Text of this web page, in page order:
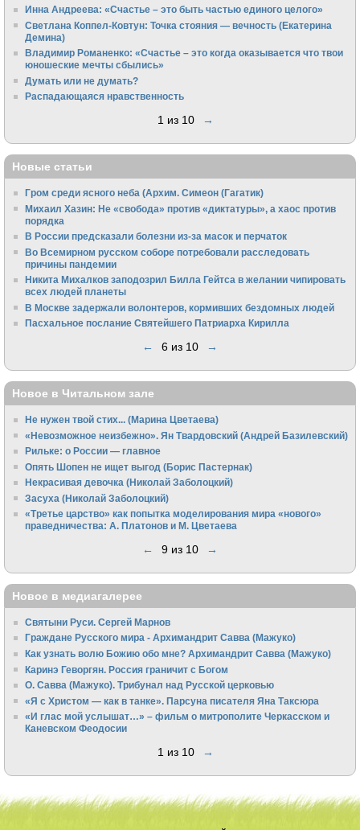
Инна Андреева: «Счастье – это быть частью единого целого»
Светлана Коппел-Ковтун: Точка стояния — вечность (Екатерина
Демина)
Владимир Романенко: «Счастье – это когда оказывается что твои
юношеские мечты сбылись»
Думать или не думать?
Распадающаяся нравственность
1 из 10 →
Новые статьи
Гром среди ясного неба (Архим. Симеон (Гагатик)
Михаил Хазин: Не «свобода» против «диктатуры», а хаос против
порядка
В России предсказали болезни из-за масок и перчаток
Во Всемирном русском соборе потребовали расследовать
причины пандемии
Никита Михалков заподозрил Билла Гейтса в желании чипировать
всех людей планеты
В Москве задержали волонтеров, кормивших бездомных людей
Пасхальное послание Святейшего Патриарха Кирилла
← 6 из 10 →
Новое в Читальном зале
Не нужен твой стих... (Марина Цветаева)
«Невозможное неизбежно». Ян Твардовский (Андрей Базилевский)
Рильке: о России — главное
Опять Шопен не ищет выгод (Борис Пастернак)
Некрасивая девочка (Николай Заболоцкий)
Засуха (Николай Заболоцкий)
«Третье царство» как попытка моделирования мира «нового»
праведничества: А. Платонов и М. Цветаева
← 9 из 10 →
Новое в медиагалерее
Святыни Руси. Сергей Марнов
Граждане Русского мира - Архимандрит Савва (Мажуко)
Как узнать волю Божию обо мне? Архимандрит Савва (Мажуко)
Каринэ Геворгян. Россия граничит с Богом
О. Савва (Мажуко). Трибунал над Русской церковью
«Я с Христом — как в танке». Парсуна писателя Яна Таксюра
«И глас мой услышат…» – фильм о митрополите Черкасском и
Каневском Феодосии
1 из 10 →